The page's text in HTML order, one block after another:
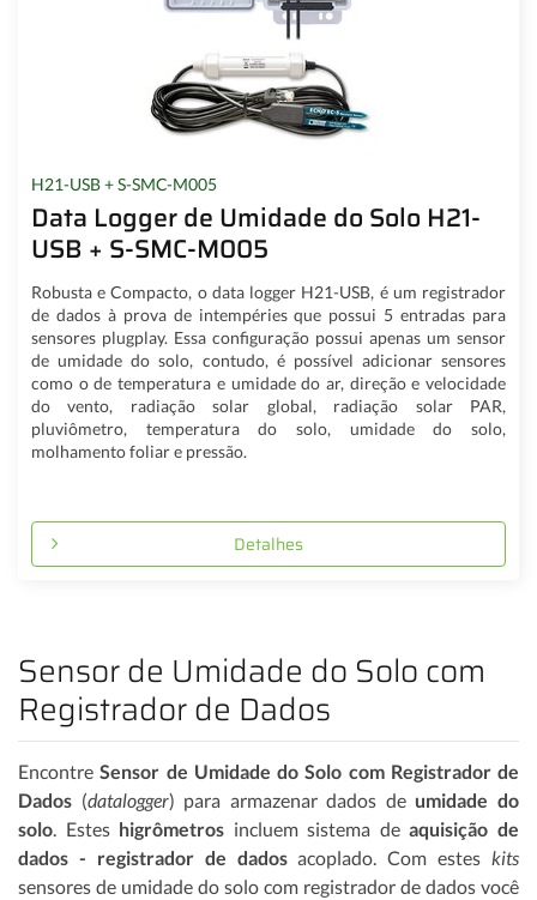
H21-USB + S-SMC-M005
Data Logger de Umidade do Solo H21-
USB + S-SMC-M005
Robusta e Compacto, o data logger H21-USB, é um registrador
de dados à prova de intempéries que possui 5 entradas para
sensores plugplay. Essa configuração possui apenas um sensor
de umidade do solo, contudo, é possível adicionar sensores
como o de temperatura e umidade do ar, direção e velocidade
do vento, radiação solar global, radiação solar PAR,
pluviômetro, temperatura do solo, umidade do solo,
molhamento foliar e pressão.
Detalhes
Sensor de Umidade do Solo com
Registrador de Dados
EncontreSensor de Umidade do Solo com Registrador de
Dados (datalogger) para armazenar dados de umidade do
solo. Estes higrômetros incluem sistema deaquisição de
dados - registrador de dadosacoplado. Com estes kits
sensores de umidade do solo com registrador de dados você